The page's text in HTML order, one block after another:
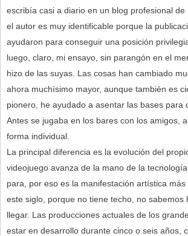
escribía casi a diario en un blog profesional
el autor es muy identificable porque la
ayudaron para conseguir una posición
luego, claro, mi ensayo, sin parangón en el
hizo de las suyas. Las cosas han cambiado
ahora muchísimo mayor, aunque también es
pionero, he ayudado a asentar las bases para
Antes se jugaba en los bares con los amigos,
forma individual.
La principal diferencia es la evolución del
videojuego avanza de la mano de la
para, por eso es la manifestación artística
este siglo, porque no tiene techo, no sabemos
llegar. Las producciones actuales de los
estar en desarrollo durante cinco o seis años,